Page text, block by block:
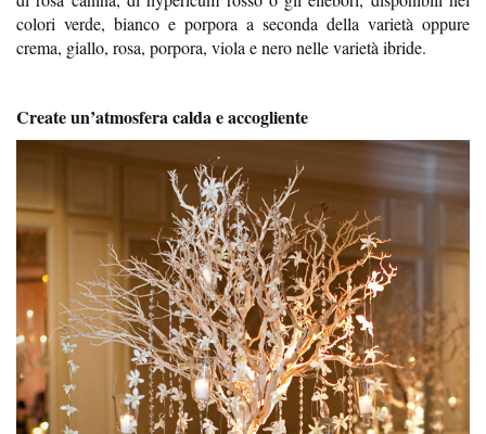
colori verde, bianco e porpora a seconda della varietà oppure
crema, giallo, rosa, porpora, viola e nero nelle varietà ibride.
Create un’atmosfera calda e accogliente